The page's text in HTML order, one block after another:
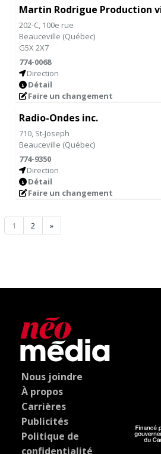
Martin Rodrigue Production
202-C, 100e rue
Beauceville (Québec)
G5X 2X7
774-0068
Direction
Détail
Faire un changement
Radio-Ondes inc.
710, St-Joseph
Beauceville (Québec)
774-9350
Direction
Détail
Faire un changement
1 2 »
Nous joindre
À propos
Carrières
Publicités
Politique de
confidentialité